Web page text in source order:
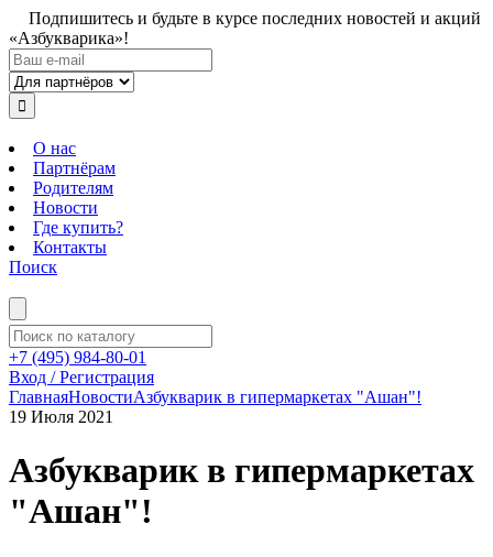
Подпишитесь и будьте в курсе последних новостей и акций
«Азбукварика»!
О нас
Партнёрам
Родителям
Новости
Где купить?
Контакты
Поиск
+7 (495) 984-80-01
Вход / Регистрация
ГлавнаяНовостиАзбукварик в гипермаркетах "Ашан"!
19 Июля 2021
Азбукварик в гипермаркетах
"Ашан"!